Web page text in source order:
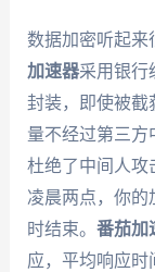
数据加密听起来
加速器采用银行
封装，即使被截
量不经过第三方
杜绝了中间人攻
凌晨两点，你的
时结束。 番茄加
应，平均响应时